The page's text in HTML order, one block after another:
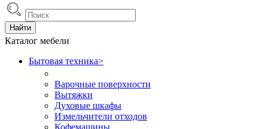
Найти
Каталог мебели
Бытовая техника>
Варочные поверхности
Вытяжки
Духовые шкафы
Измельчители отходов
Кофемашины